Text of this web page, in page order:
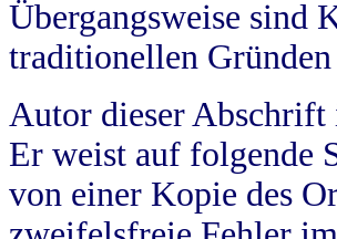
Übergangsweise sind
traditionellen
Autor dieser
Er weist auf folgende
von einer Kopie des